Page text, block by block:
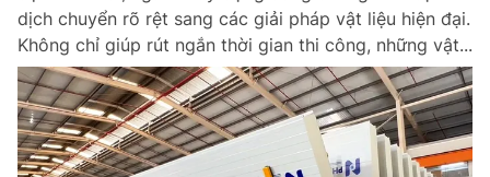
Chuyên mục khác
Chào ngày mới Tin 24h
Tin thị trường Tin 360
Tin đã xem
Đăng xuất
dịch chuyển rõ rệt sang các giải pháp vật liệu hiện đại.
Không chỉ giúp rút ngắn thời gian thi công, những vật...